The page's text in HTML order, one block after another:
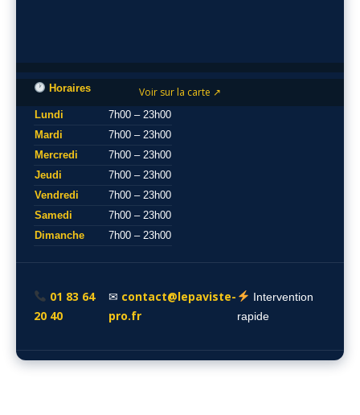
Voir sur la carte ↗
Horaires
Lundi
7h00 – 23h00
Mardi
7h00 – 23h00
Mercredi
7h00 – 23h00
Jeudi
7h00 – 23h00
Vendredi
7h00 – 23h00
Samedi
7h00 – 23h00
Dimanche
7h00 – 23h00
01 83 64
20 40
✉ contact@lepaviste-
pro.fr
Intervention
rapide